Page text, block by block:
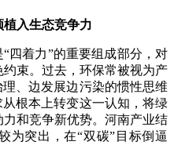
植入生态竞争力
四着力”的重要组成部分，对
束。过去，环保常被视为产
、边发展边污染的惯性思维
根本上转变这一认知，将绿
和竞争新优势。河南产业结
为突出，在“双碳”目标倒逼